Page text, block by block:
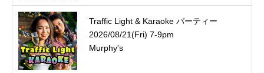
Traffic Light & Karaoke パーティー
2026/08/21(Fri) 7-9pm
Murphy's